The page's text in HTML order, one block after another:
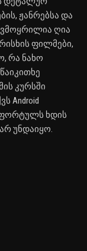
ჟანრებსა და
ღია
ფილმები,
რა ნახო
კურსში
Android
ხდის
უნდაიყო.